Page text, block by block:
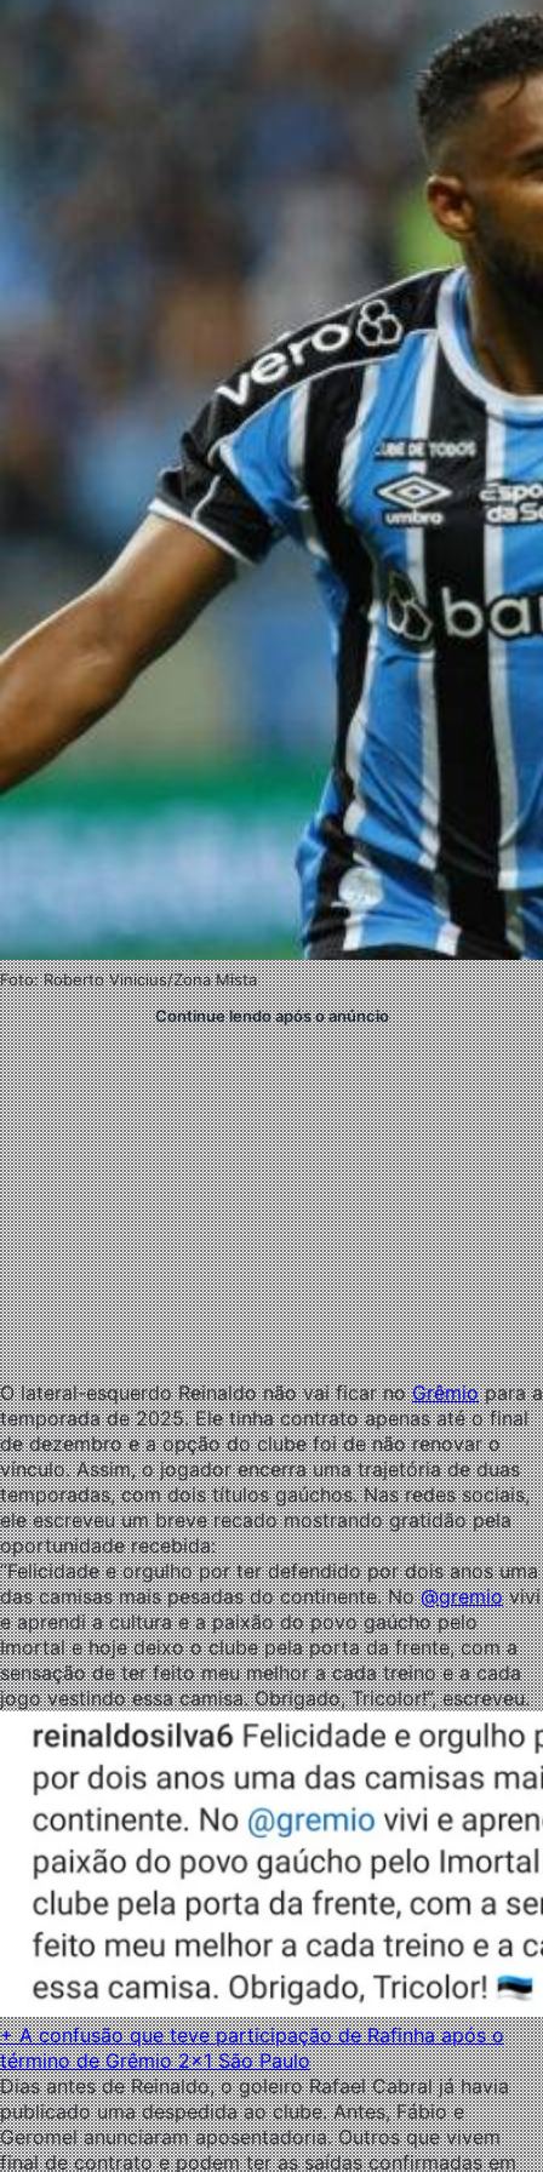
Foto: Roberto Vinicius/Zona Mista
Continue lendo após o anúncio
O lateral-esquerdo Reinaldo não vai ficar noGrêmiopara a
temporada de 2025. Ele tinha contrato apenas até o final
de dezembro e a opção do clube foi de não renovar o
vínculo. Assim, o jogador encerra uma trajetória de duas
temporadas, com dois títulos gaúchos. Nas redes sociais,
ele escreveu um breve recado mostrando gratidão pela
oportunidade recebida:
“Felicidade e orgulho por ter defendido por dois anos uma
das camisas mais pesadas do continente. No@gremiovivi
e aprendi a cultura e a paixão do povo gaúcho pelo
Imortal e hoje deixo o clube pela porta da frente, com a
sensação de ter feito meu melhor a cada treino e a cada
jogo vestindo essa camisa. Obrigado, Tricolor!”, escreveu.
+ A confusão que teve participação de Rafinha após o
término de Grêmio 2×1 São Paulo
Dias antes de Reinaldo, o goleiro Rafael Cabral já havia
publicado uma despedida ao clube. Antes, Fábio e
Geromel anunciaram aposentadoria. Outros que vivem
final de contrato e podem ter as saídas confirmadas em